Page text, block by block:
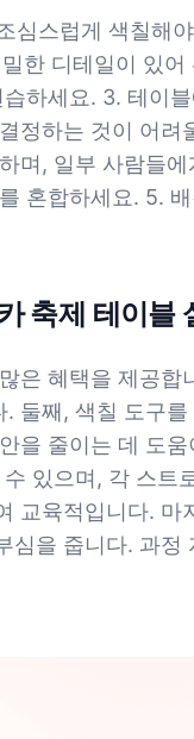
심스럽게 색칠해
한 디테일이 있
하세요. 3. 테이
정하는 것이 어
며, 일부 사람들
혼합하세요. 5.
축제 테이블
은 혜택을 제공
둘째, 색칠 도구
을 줄이는 데 도
있으며, 각 스트
교육적입니다.
심을 줍니다. 과정